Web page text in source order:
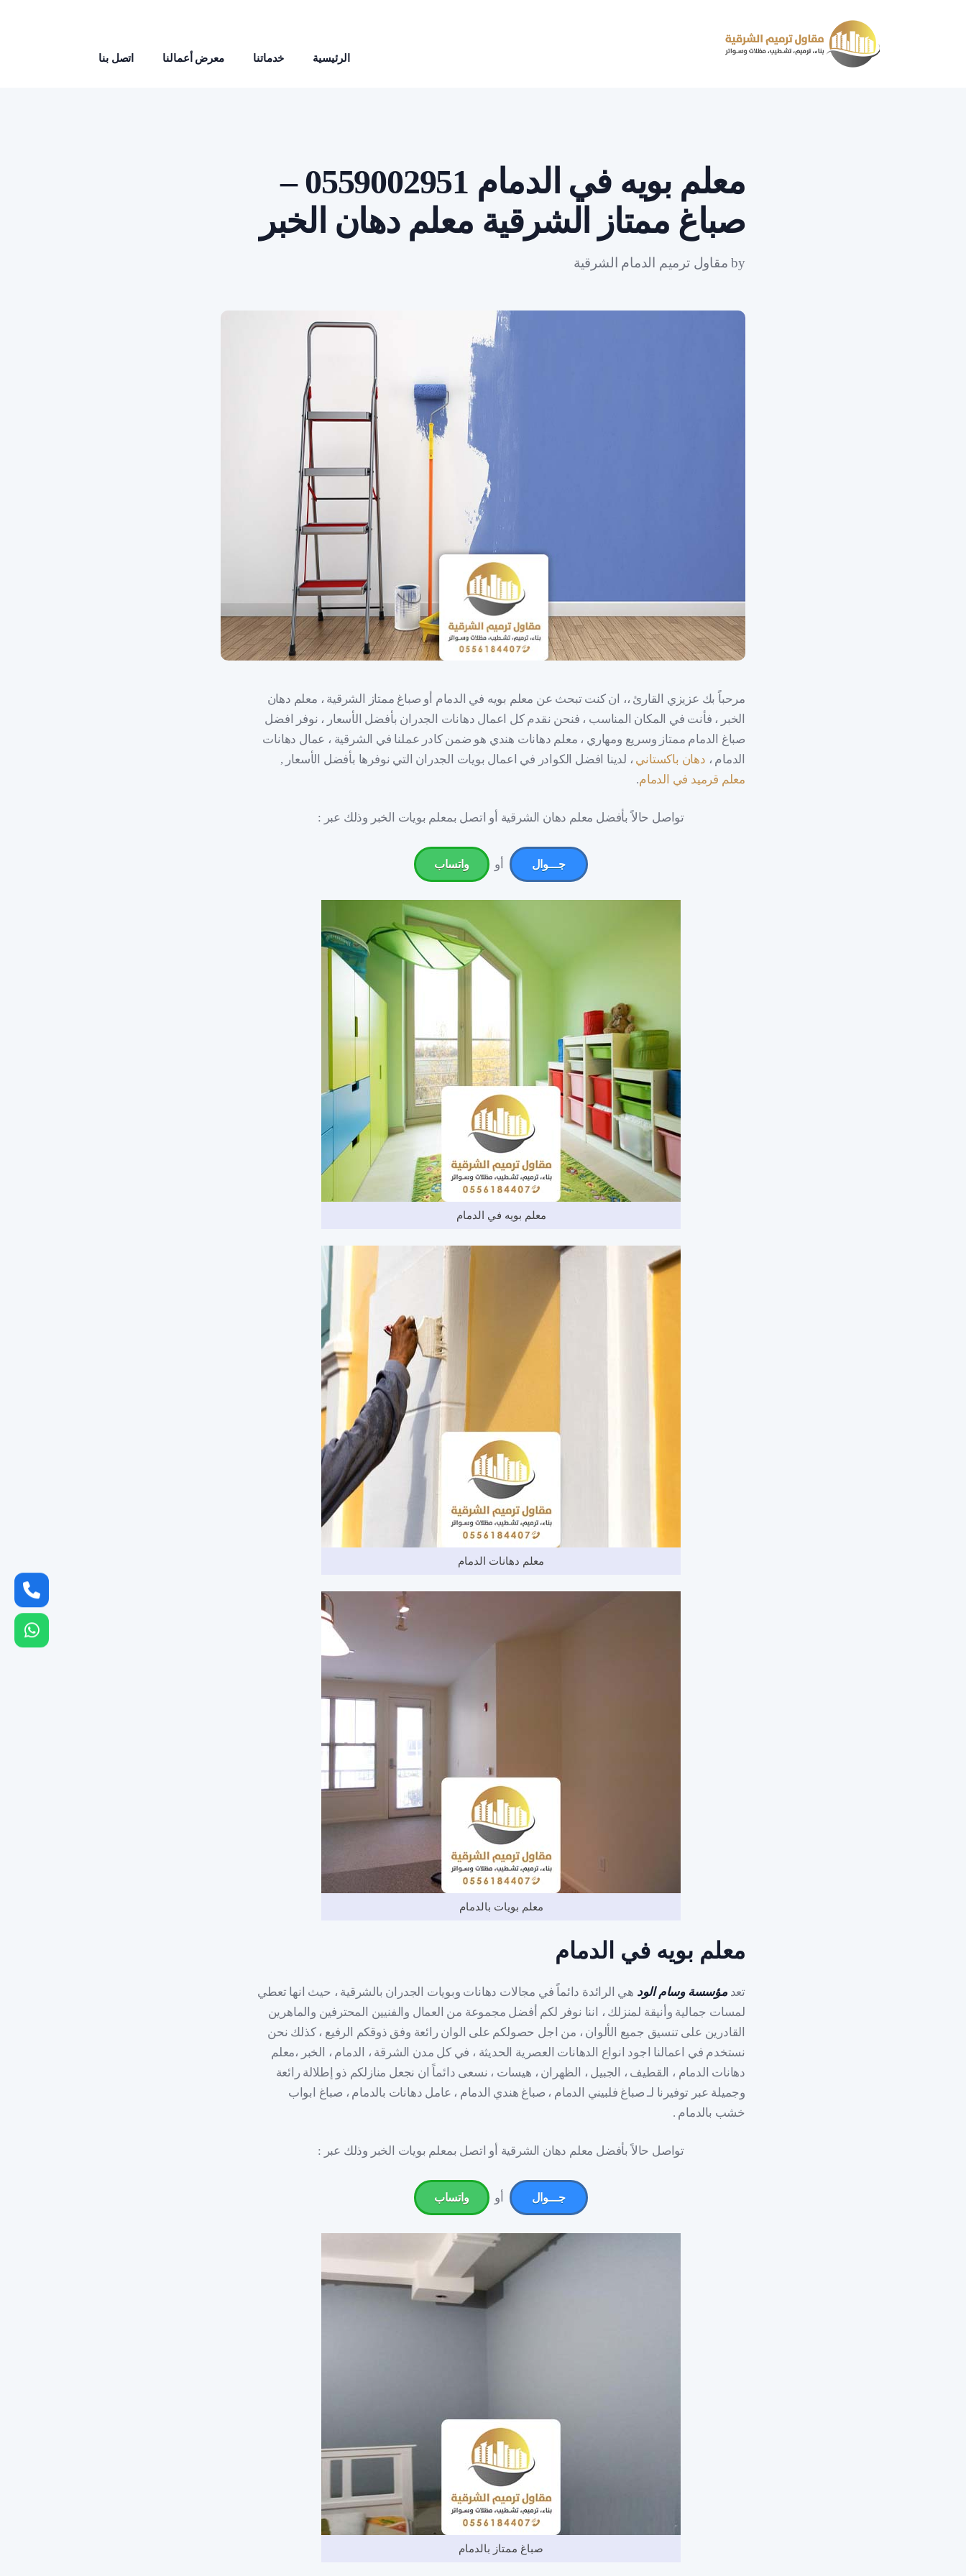
الرئيسية خدماتنا معرض أعمالنا اتصل بنا
معلم بويه في الدمام 0559002951 –
صباغ ممتاز الشرقية معلم دهان الخبر
by مقاول ترميم الدمام الشرقية
مرحباً بك عزيزي القارئ ،، ان كنت تبحث عن معلم بويه في الدمام أو صباغ ممتاز الشرقية ، معلم دهان
الخبر ، فأنت في المكان المناسب ، فنحن نقدم كل اعمال دهانات الجدران بأفضل الأسعار ، نوفر افضل
صباغ الدمام ممتاز وسريع ومهاري ، معلم دهانات هندي هو ضمن كادر عملنا في الشرقية ، عمال دهانات
الدمام ، دهان باكستاني ، لدينا افضل الكوادر في اعمال بويات الجدران التي نوفرها بأفضل الأسعار ,
معلم قرميد في الدمام.
تواصل حالاً بأفضل معلم دهان الشرقية أو اتصل بمعلم بويات الخبر وذلك عبر :
جـــوال أو واتساب
معلم بويه في الدمام
معلم دهانات الدمام
معلم بويات بالدمام
معلم بويه في الدمام
تعدمؤسسة وسام الود هي الرائدة دائماً في مجالات دهانات وبويات الجدران بالشرقية ، حيث انها تعطي
لمسات جمالية وأنيقة لمنزلك ، اننا نوفر لكم أفضل مجموعة من العمال والفنيين المحترفين والماهرين
القادرين على تنسيق جميع الألوان ، من اجل حصولكم على الوان رائعة وفق ذوقكم الرفيع ، كذلك نحن
نستخدم في اعمالنا اجود انواع الدهانات العصرية الحديثة ، في كل مدن الشرقة ، الدمام ، الخبر ،معلم
دهانات الدمام ، القطيف ، الجبيل ، الظهران ، هيسات ، نسعى دائماً ان نجعل منازلكم ذو إطلالة رائعة
وجميلة عبر توفيرنا لـ صباغ فلبيني الدمام ، صباغ هندي الدمام ، عامل دهانات بالدمام ، صباغ ابواب
خشب بالدمام .
تواصل حالاً بأفضل معلم دهان الشرقية أو اتصل بمعلم بويات الخبر وذلك عبر :
جـــوال أو واتساب
صباغ ممتاز بالدمام